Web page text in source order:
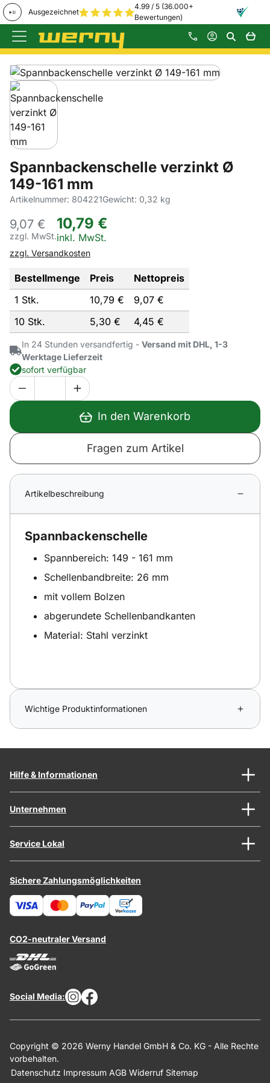
Ausgezeichnet
4.99 / 5 (36.000+
Bewertungen)
Zum Hauptinhalt springen
Produktgalerie
Zur Kaufbox springen
Spannbackenschelle verzinkt Ø
149-161 mm
Artikelnummer: 804221Gewicht: 0,32 kg
9,07 €
zzgl. MwSt.
10,79 €
Steuerhinweis:
inkl. MwSt.
zzgl. Versandkosten
Bestellmenge Preis
Nettopreis
1 Stk.
10,79 € 9,07 €
10 Stk.
5,30 € 4,45 €
In 24 Stunden versandfertig - Versand mit DHL, 1-3
Werktage Lieferzeit
sofort verfügbar
In den Warenkorb
Fragen zum Artikel
Artikelbeschreibung
Spannbackenschelle
Spannbereich: 149 - 161 mm
Schellenbandbreite: 26 mm
mit vollem Bolzen
abgerundete Schellenbandkanten
Material: Stahl verzinkt
Wichtige Produktinformationen
Hilfe & Informationen
Unternehmen
Service Lokal
Sichere Zahlungsmöglichkeiten
CO2-neutraler Versand
Social Media:
Copyright © 2026 Werny Handel GmbH & Co. KG - Alle Rechte
vorbehalten.
Datenschutz Impressum AGB Widerruf Sitemap